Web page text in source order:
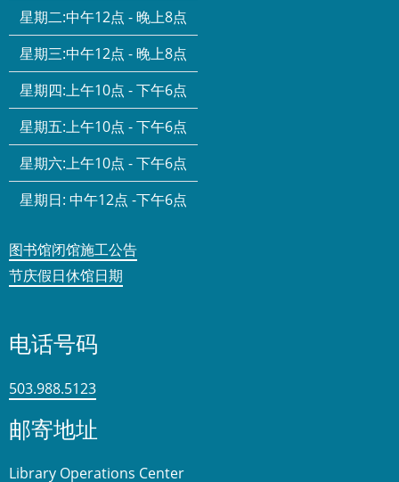
星期二:中午12点 - 晚上8点
星期三:中午12点 - 晚上8点
星期四:上午10点 - 下午6点
星期五:上午10点 - 下午6点
星期六:上午10点 - 下午6点
星期日: 中午12点 -下午6点
图书馆闭馆施工公告
节庆假日休馆日期
电话号码
503.988.5123
邮寄地址
Library Operations Center